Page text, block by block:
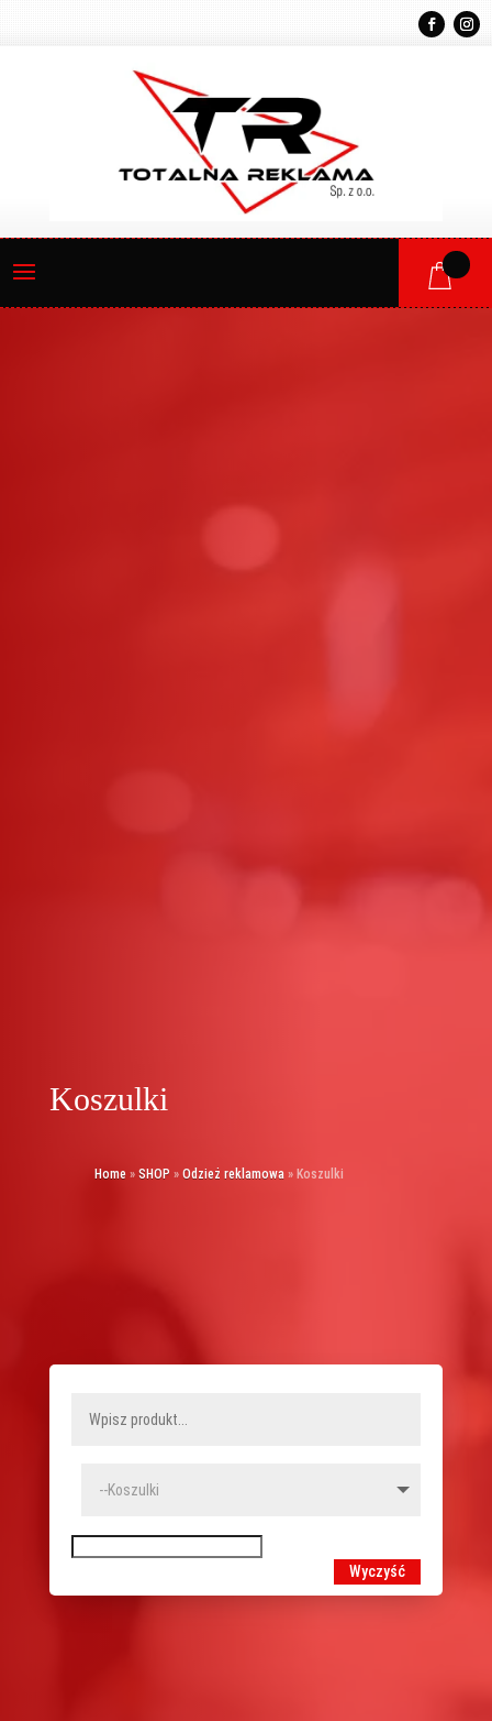
Koszulki
Home » SHOP » Odzież reklamowa »Koszulki
Wyczyść